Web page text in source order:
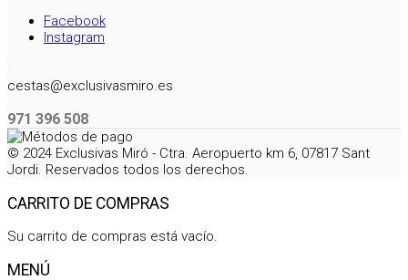
Facebook
Instagram
cestas@exclusivasmiro.es
971 396 508
© 2024 Exclusivas Miró - Ctra. Aeropuerto km 6, 07817 Sant
Jordi. Reservados todos los derechos.
CARRITO DE COMPRAS
Su carrito de compras está vacío.
MENÚ